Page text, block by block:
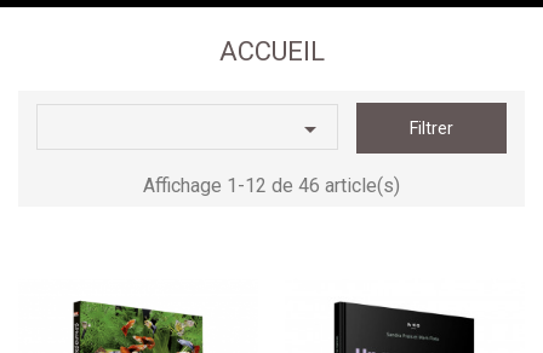
ACCUEIL
 Filtrer
Affichage 1-12 de 46 article(s)